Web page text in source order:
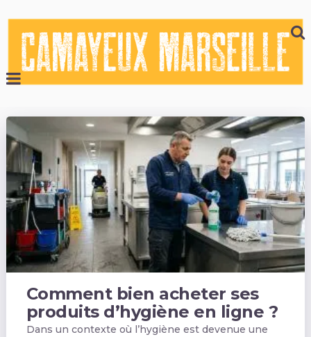
Comment bien acheter ses
produits d’hygiène en ligne ?
Dans un contexte où l’hygiène est devenue une